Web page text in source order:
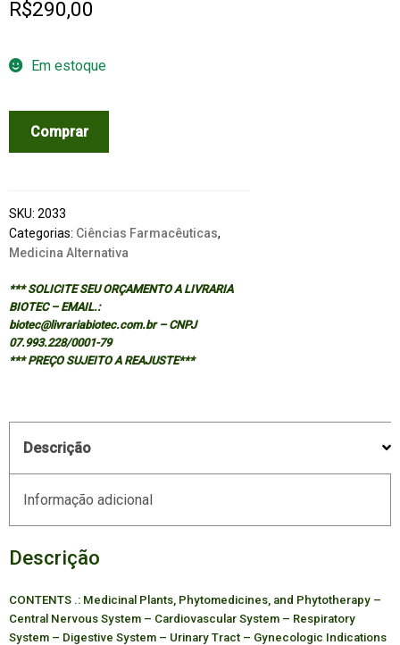
R$290,00
Em estoque
Rational
Phytotherapy:
Guide
to
Herbal
quantidade
Comprar
SKU: 2033
Categorias: Ciências Farmacêuticas,
Medicina Alternativa
*** SOLICITE SEU ORÇAMENTO A LIVRARIA
BIOTEC – EMAIL.:
biotec@livrariabiotec.com.br – CNPJ
07.993.228/0001-79
*** PREÇO SUJEITO A REAJUSTE***
Descrição
Informação adicional
Descrição
CONTENTS .: Medicinal Plants, Phytomedicines, and Phytotherapy –
Central Nervous System – Cardiovascular System – Respiratory
System – Digestive System – Urinary Tract – Gynecologic Indications